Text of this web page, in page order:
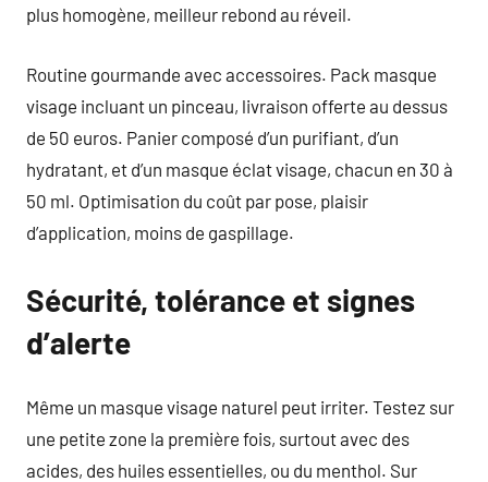
plus homogène, meilleur rebond au réveil.
Routine gourmande avec accessoires. Pack masque
visage incluant un pinceau, livraison offerte au dessus
de 50 euros. Panier composé d’un purifiant, d’un
hydratant, et d’un masque éclat visage, chacun en 30 à
50 ml. Optimisation du coût par pose, plaisir
d’application, moins de gaspillage.
Sécurité, tolérance et signes
d’alerte
Même un masque visage naturel peut irriter. Testez sur
une petite zone la première fois, surtout avec des
acides, des huiles essentielles, ou du menthol. Sur